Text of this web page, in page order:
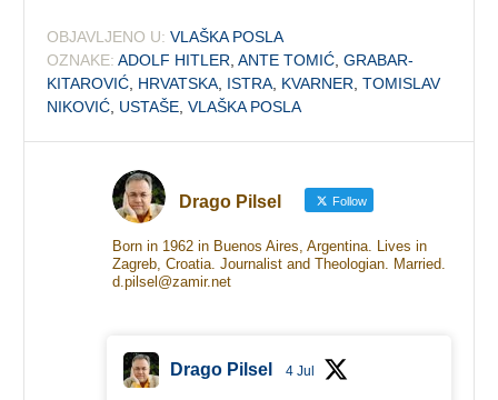
OBJAVLJENO U: VLAŠKA POSLA
OZNAKE: ADOLF HITLER ,ANTE TOMIĆ ,GRABAR-
KITAROVIĆ HRVATSKA ISTRA KVARNER ,TOMISLAV
NIKOVIĆ USTAŠE ,VLAŠKA POSLA
Drago Pilsel Follow
Born in 1962 in Buenos Aires, Argentina. Lives in
Zagreb, Croatia. Journalist and Theologian. Married.
d.pilsel@zamir.net
Drago Pilsel 4 Jul